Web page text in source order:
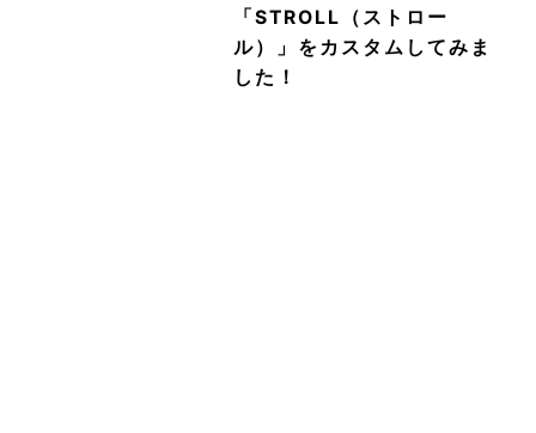
「STROLL（ストロー
ル）」をカスタムしてみま
した！